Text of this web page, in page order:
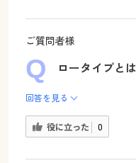
ご質問者様
ロータイプと
回答を見る
役に立った 0